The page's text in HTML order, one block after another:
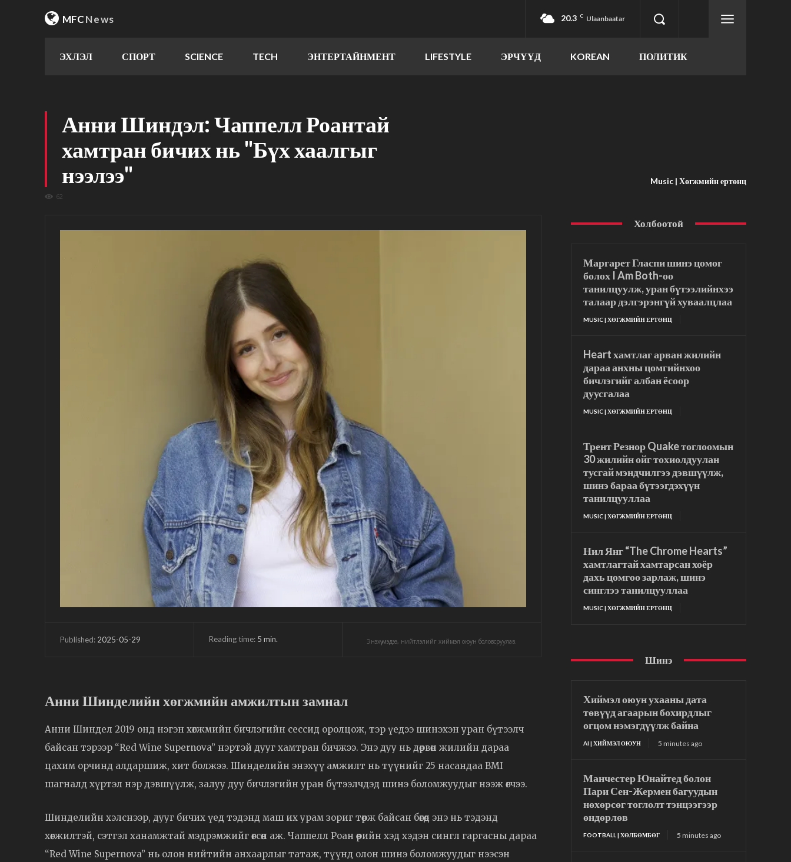
MFCNews 20.3 C Ulaanbaatar
ЭХЛЭЛ СПОРТ SCIENCE TECH ЭНТЕРТАЙНМЕНТ LIFESTYLE ЭРЧҮҮД KOREAN ПОЛИТИК
Анни Шиндэл: Чаппелл Роантай
хамтран бичих нь "Бүх хаалгыг
нээлээ"
62
Music | Хөгжмийн ертөнц
Published: 2025-05-29 Reading time: 5 min. Энэхүү мэдээ, нийтлэлийг хиймэл оюун боловсруулав.
Анни Шинделийн хөгжмийн амжилтын замнал
Анни Шиндел 2019 онд нэгэн хөгжмийн бичлэгийн сессид оролцож, тэр үедээ шинэхэн уран бүтээлч
байсан тэрээр “Red Wine Supernova” нэртэй дууг хамтран бичжээ. Энэ дуу нь дөрвөн жилийн дараа
цахим орчинд алдаршиж, хит болжээ. Шинделийн энэхүү амжилт нь түүнийг 25 насандаа BMI
шагналд хүртэл нэр дэвшүүлж, залуу дуу бичлэгийн уран бүтээлчдэд шинэ боломжуудыг нээж өгчээ.
Шинделийн хэлснээр, дууг бичих үед тэдэнд маш их урам зориг төрж байсан бөгөөд энэ нь тэдэнд
хөгжилтэй, сэтгэл ханамжтай мэдрэмжийг өгсөн аж. Чаппелл Роан өөрийн хэд хэдэн сингл гаргасны дараа
“Red Wine Supernova” нь олон нийтийн анхаарлыг татаж, түүнд олон шинэ боломжуудыг нээсэн
Холбоотой
Маргарет Гласпи шинэ цомог
болох I Am Both-оо
танилцуулж, уран бүтээлийнхээ
талаар дэлгэрэнгүй хуваалцлаа
MUSIC | ХӨГЖМИЙН ЕРТӨНЦ
Heart хамтлаг арван жилийн
дараа анхны цомгийнхоо
бичлэгийг албан ёсоор
дуусгалаа
MUSIC | ХӨГЖМИЙН ЕРТӨНЦ
Трент Резнор Quake тоглоомын
30 жилийн ойг тохиолдуулан
тусгай мэндчилгээ дэвшүүлж,
шинэ бараа бүтээгдэхүүн
танилцууллаа
MUSIC | ХӨГЖМИЙН ЕРТӨНЦ
Нил Янг “The Chrome Hearts”
хамтлагтай хамтарсан хоёр
дахь цомгоо зарлаж, шинэ
синглээ танилцууллаа
MUSIC | ХӨГЖМИЙН ЕРТӨНЦ
Шинэ
Хиймэл оюун ухааны дата
төвүүд агаарын бохирдлыг
огцом нэмэгдүүлж байна
AI | ХИЙМЭЛ ОЮУН 5 minutes ago
Манчестер Юнайтед болон
Пари Сен-Жермен багуудын
нөхөрсөг тоглолт тэнцээгээр
өндөрлөв
FOOTBALL | ХӨЛБӨМБӨГ 5 minutes ago